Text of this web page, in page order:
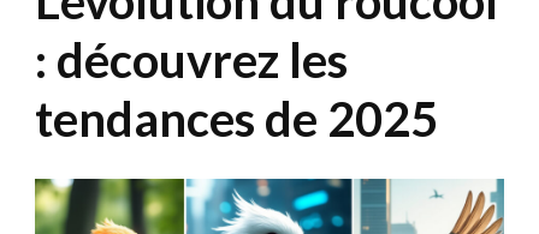
: découvrez les
tendances de 2025